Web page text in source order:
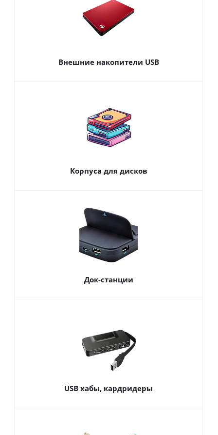
Внешние накопители USB
Корпуса для дисков
Док-станции
USB хабы, кардридеры